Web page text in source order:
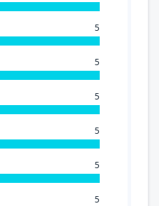
5
5
5
5
5
5